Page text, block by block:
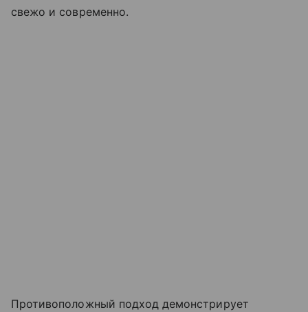
свежо и современно.
Противоположный подход демонстрирует